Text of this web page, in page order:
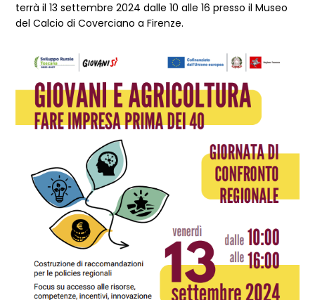
terrà il 13 settembre 2024 dalle 10 alle 16 presso il Museo
del Calcio di Coverciano a Firenze.